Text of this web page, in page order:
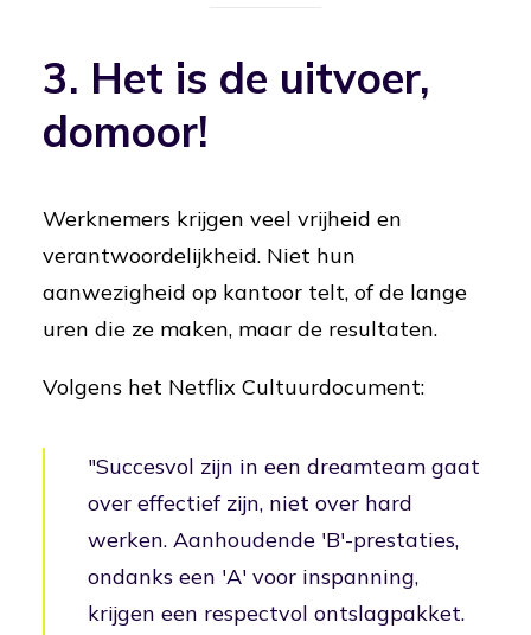
3. Het is de uitvoer,
domoor!
Werknemers krijgen veel vrijheid en
verantwoordelijkheid. Niet hun
aanwezigheid op kantoor telt, of de lange
uren die ze maken, maar de resultaten.
Volgens het Netflix Cultuurdocument:
"Succesvol zijn in een dreamteam gaat
over effectief zijn, niet over hard
werken. Aanhoudende 'B'-prestaties,
ondanks een 'A' voor inspanning,
krijgen een respectvol ontslagpakket.